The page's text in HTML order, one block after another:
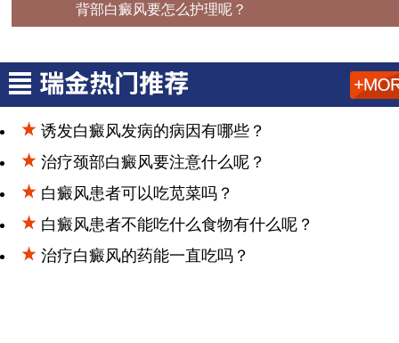
背部白癜风要怎么护理呢？
诱发白癜风发病的病因有哪些？
治疗颈部白癜风要注意什么呢？
白癜风患者可以吃苋菜吗？
白癜风患者不能吃什么食物有什么呢？
治疗白癜风的药能一直吃吗？